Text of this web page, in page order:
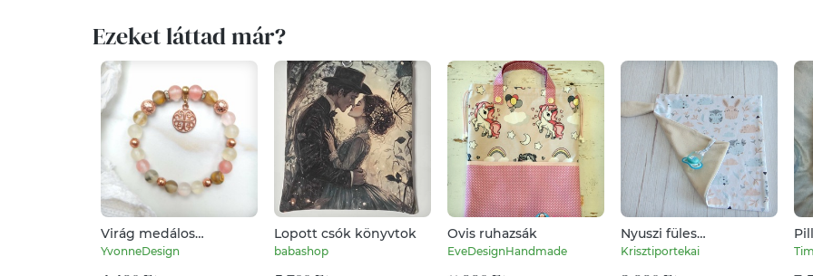
Ezeket láttad már?
Virág medálos
rózsaopál kristálykarötő
YvonneDesign
Lopott csók könyvtok
babashop
Ovis ruhazsák
EveDesignHandmade
Nyuszi füles
szundikendő / nyuszi és
bagoly mintás - bézs
Krisztiportekai